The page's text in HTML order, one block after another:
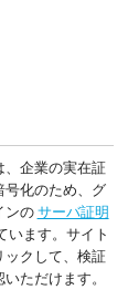
、企業の実在証
号化のため、グ
ンの サーバ証明
います。サイト
ックして、検証
ただけます。